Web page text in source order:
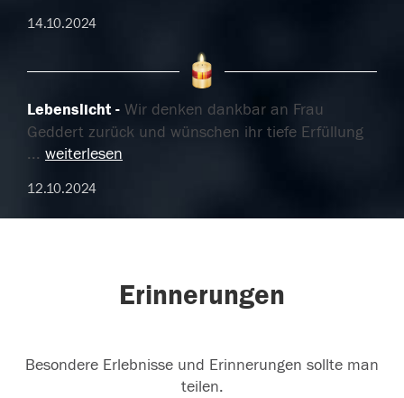
14.10.2024
Lebenslicht
Wir denken dankbar an Frau
Geddert zurück und wünschen ihr tiefe Erfüllung
... weiterlesen
12.10.2024
Erinnerungen
Besondere Erlebnisse und Erinnerungen sollte man
teilen.